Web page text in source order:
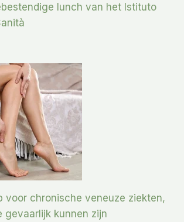
lunch van het Istituto
voor chronische veneuze ziekten,
gevaarlijk kunnen zijn